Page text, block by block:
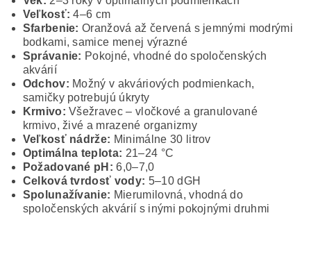
Veľkosť:4–6 cm
Sfarbenie:Oranžová až červená s jemnými modrými
bodkami, samice menej výrazné
Správanie: Pokojné, vhodné do spoločenských
akvárií
Odchov: Možný v akváriových podmienkach,
samičky potrebujú úkryty
Krmivo:Všežravec – vločkové a granulované
krmivo, živé a mrazené organizmy
Veľkosť nádrže: Minimálne 30 litrov
Optimálna teplota: 21–24 °C
Požadované pH:6,0–7,0
Celková tvrdosť vody: 5–10 dGH
Spolunažívanie: Mierumilovná, vhodná do
spoločenských akvárií s inými pokojnými druhmi